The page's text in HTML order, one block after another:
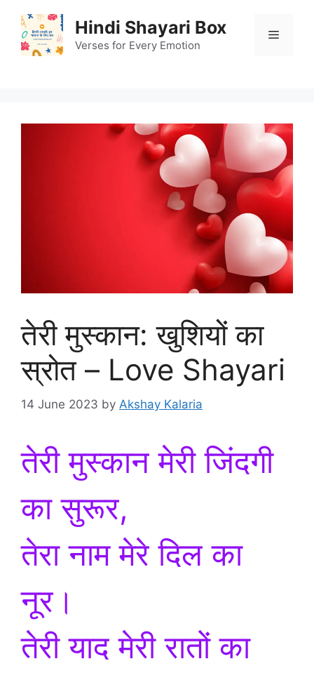
content
Hindi Shayari Box
Verses for Every Emotion
Menu
तेरी मुस्कान: खुशियों का
स्रोत – Love Shayari
14 June 2023 by Akshay Kalaria
तेरी मुस्कान मेरी जिंदगी
का सुरूर,
तेरा नाम मेरे दिल का
नूर।
तेरी याद मेरी रातों का